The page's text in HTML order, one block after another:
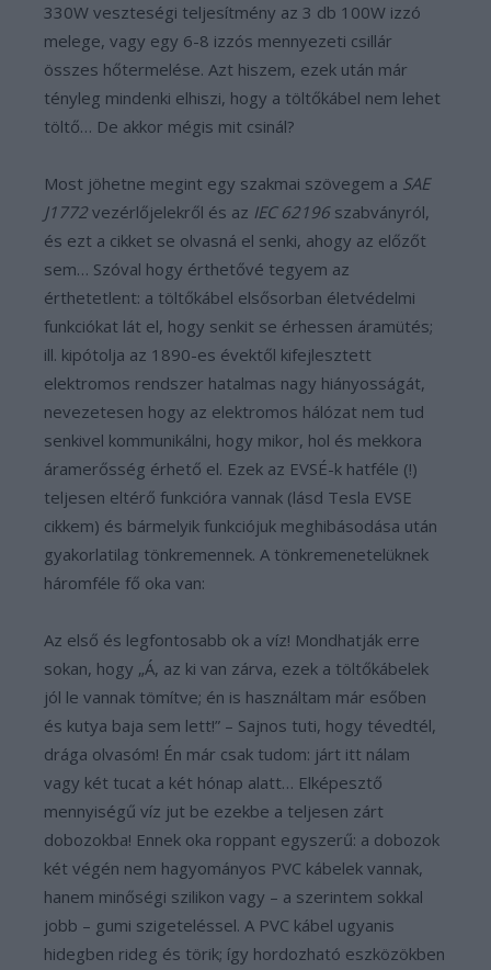
330W veszteségi teljesítmény az 3 db 100W izzó
melege, vagy egy 6-8 izzós mennyezeti csillár
összes hőtermelése. Azt hiszem, ezek után már
tényleg mindenki elhiszi, hogy a töltőkábel nem lehet
töltő… De akkor mégis mit csinál?
Most jöhetne megint egy szakmai szövegem a SAE
J1772 vezérlőjelekről és az IEC 62196szabványról,
és ezt a cikket se olvasná el senki, ahogy az előzőt
sem… Szóval hogy érthetővé tegyem az
érthetetlent: a töltőkábel elsősorban életvédelmi
funkciókat lát el, hogy senkit se érhessen áramütés;
ill. kipótolja az 1890-es évektől kifejlesztett
elektromos rendszer hatalmas nagy hiányosságát,
nevezetesen hogy az elektromos hálózat nem tud
senkivel kommunikálni, hogy mikor, hol és mekkora
áramerősség érhető el. Ezek az EVSÉ-k hatféle (!)
teljesen eltérő funkcióra vannak (lásd Tesla EVSE
cikkem) és bármelyik funkciójuk meghibásodása után
gyakorlatilag tönkremennek. A tönkremenetelüknek
háromféle fő oka van:
Az első és legfontosabb ok a víz! Mondhatják erre
sokan, hogy „Á, az ki van zárva, ezek a töltőkábelek
jól le vannak tömítve; én is használtam már esőben
és kutya baja sem lett!” – Sajnos tuti, hogy tévedtél,
drága olvasóm! Én már csak tudom: járt itt nálam
vagy két tucat a két hónap alatt… Elképesztő
mennyiségű víz jut be ezekbe a teljesen zárt
dobozokba! Ennek oka roppant egyszerű: a dobozok
két végén nem hagyományos PVC kábelek vannak,
hanem minőségi szilikon vagy – a szerintem sokkal
jobb – gumi szigeteléssel. A PVC kábel ugyanis
hidegben rideg és törik; így hordozható eszközökben